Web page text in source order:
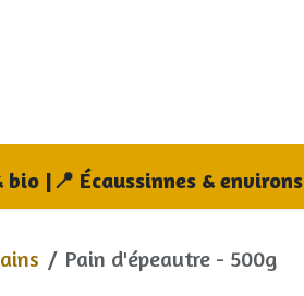
bio |📍 Écaussinnes & environs
Pain d'épeautre - 500g